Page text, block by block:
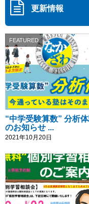
更新情報
FEATURED
“中学受験算数” 分析
のお知らせ ...
2021年10月20日